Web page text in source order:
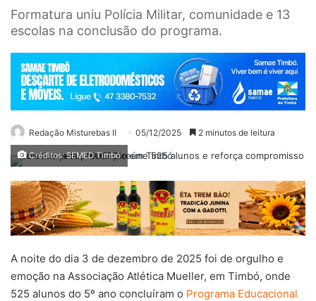
Formatura uniu Polícia Militar, comunidade e 13
escolas na conclusão do programa.
Redação Misturebas II 05/12/2025 2 minutos de leitura
Créditos: SEMED Timbó
A noite do dia 3 de dezembro de 2025 foi de orgulho e
emoção na Associação Atlética Mueller, em Timbó, onde
525 alunos do 5º ano concluíram o Programa Educacional